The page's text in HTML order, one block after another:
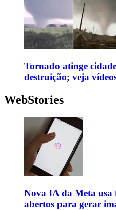
Tornado atinge
destruição; veja
WebStories
Nova IA da Meta usa
abertos para gerar